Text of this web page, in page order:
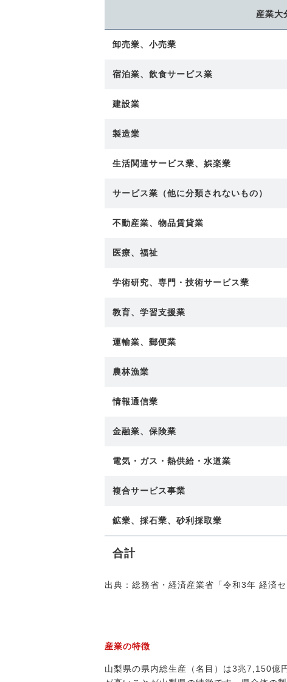
産業大
卸売業、小売業
宿泊業、飲食サービス業
建設業
製造業
生活関連サービス業、娯楽業
サービス業（他に分類されないもの）
不動産業、物品賃貸業
医療、福祉
学術研究、専門・技術サービス業
教育、学習支援業
運輸業、郵便業
農林漁業
情報通信業
金融業、保険業
電気・ガス・熱供給・水道業
複合サービス事業
鉱業、採石業、砂利採取業
合計
出典：総務省・経済産業省「令和3年 経済セ
産業の特徴
山梨県の県内総生産（名目）は3兆7,150億